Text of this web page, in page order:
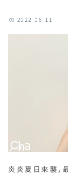
2022.06.11
炎炎夏日來襲，